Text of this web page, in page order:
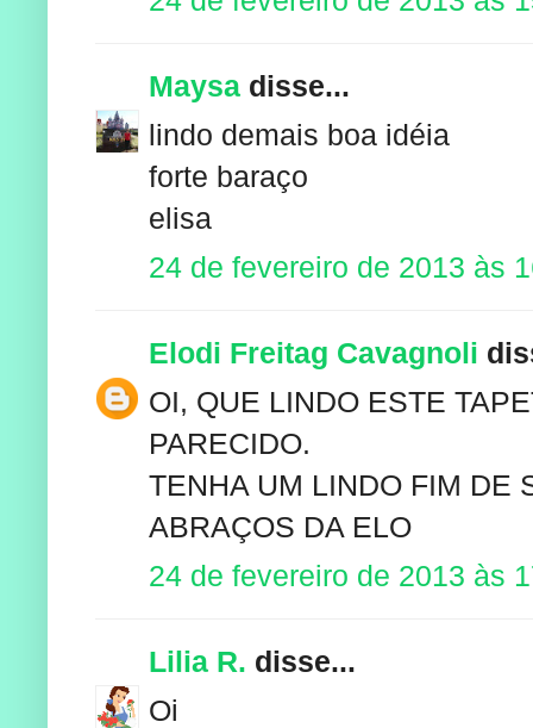
Maysa disse...
lindo demais boa idéia
forte baraço
elisa
24 de fevereiro de 2013 às
Elodi Freitag Cavagnoli
OI, QUE LINDO ESTE
PARECIDO.
TENHA UM LINDO FIM DE
ABRAÇOS DA ELO
24 de fevereiro de 2013 às
Lilia R. disse...
Oi